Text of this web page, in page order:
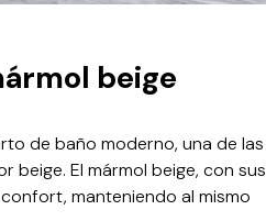
beige
de baño moderno, una de las
beige. El mármol beige, con sus
manteniendo al mismo